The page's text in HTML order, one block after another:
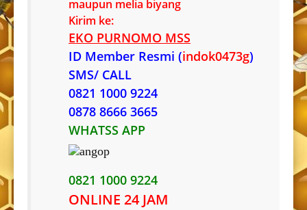
maupun melia biyang
Kirim ke:
EKO PURNOMO MSS
ID Member Resmi (indok0473g)
SMS/ CALL
0821 1000 9224
0878 8666 3665
WHATSS APP
0821 1000 9224
ONLINE 24 JAM